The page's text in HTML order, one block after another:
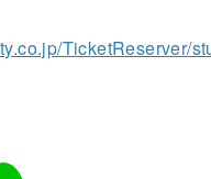
TicketReserver/